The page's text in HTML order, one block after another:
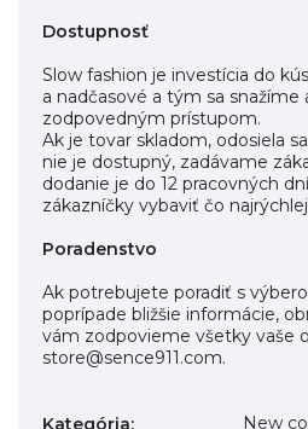
Dostupnosť
Slow fashion je investícia do
a nadčasové a tým sa snažíme
zodpovedným prístupom.
Ak je tovar skladom, odosiela
nie je dostupný, zadávame
dodanie je do 12 pracovných
zákazníčky vybaviť čo
Poradenstvo
Ak potrebujete poradiť s
poprípade bližšie informácie,
vám zodpovieme všetky vaše
store@sence911.com.
Kategória:
New